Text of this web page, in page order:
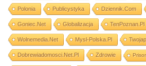
Polonia Publicystyka Dziennik.com
Goniec.net Globalizacja TenPoznan.pl
Wolnemedia.net Mysl-Polska.pl
Dobrewiadomosci.net.pl Zdrowie